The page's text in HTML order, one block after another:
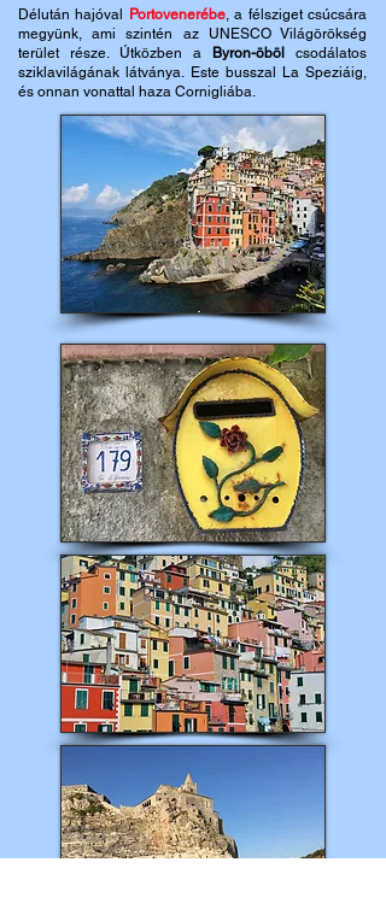
Délután hajóval Portovenerébe, a félsziget csúcsára
megyünk, ami szintén az UNESCO Világörökség
terület része. Útközben a Byron-öböl
csodálatos
sziklavilágának látványa. Este busszal La Speziáig,
és onnan vonattal haza Cornigliába.